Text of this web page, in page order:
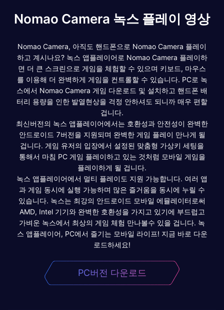
Nomao Camera 녹스 플레이 영상
Nomao Camera, 아직도 핸드폰으로 Nomao Camera 플레이
하고 계시나요? 녹스 앱플레이어로 Nomao Camera 플레이하
면 더 큰 스크린으로 게임을 체험할 수 있으며 키보드, 마우스
를 이용해 더 완벽하게 게임을 컨트롤할 수 있습니다. PC로 녹
스에서 Nomao Camera 게임 다운로드 및 설치하고 핸드폰 배
터리 용량을 인한 발열현상을 걱정 안하셔도 되니까 매우 편할
겁니다.
최신버전의 녹스 앱플레이어에서는 호환성과 안전성이 완벽한
안드로이드 7버전을 지원되며 완벽한 게임 플레이 만나게 될
겁니다. 게임 유저의 입장에서 설정된 맞춤형 가상키 세팅을
통해서 마침 PC 게임 플레이하고 있는 것처럼 모바일 게임을
플레이하게 될 겁니다.
녹스 앱플레이어에서 멀티 플레이도 지원 가능합니다. 여러 앱
과 게임 동시에 실행 가능하며 많은 즐거움을 동시에 누릴 수
있습니다. 녹스는 최강의 안드로이드 모바일 에뮬레이터로써
AMD, Intel 기기와 완벽한 호환성을 가지고 있기에 부드럽고
가벼운 녹스에서 최상의 게임 체험 만나볼수 있을 겁니다. 녹
스 앱플레이어, PC에서 즐기는 모바일 라이프! 지금 바로 다운
로드하세요!
PC버전 다운로드